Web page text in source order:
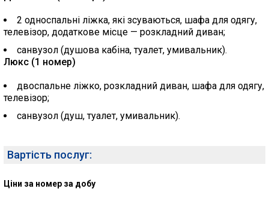
2 односпальні ліжка, які зсуваються, шафа для одягу,
телевізор, додаткове місце — розкладний диван;
санвузол (душова кабіна, туалет, умивальник).
Люкс (1 номер)
двоспальне ліжко, розкладний диван, шафа для одягу,
телевізор;
санвузол (душ, туалет, умивальник).
Вартість послуг:
Ціни за номер за добу